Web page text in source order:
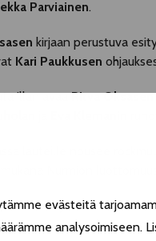
evästeitä
analysoimiseen.
Parviainen.
kirjaan perustuva
Kari Paukkusen
illan avaaRitva Oksasen
lauteille nousee
Nurmion
Yön käynnistää
uran. Hänen kanssaan